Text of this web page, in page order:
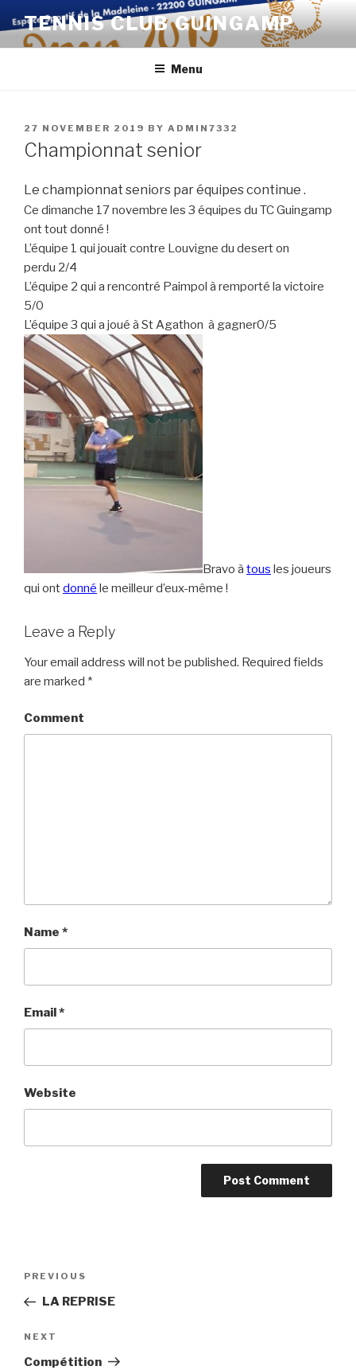
to
content
TENNIS CLUB GUINGAMP
Menu
POSTED
ON
27 NOVEMBER 2019 BY ADMIN7332
Championnat senior
Le championnat seniors par équipes continue .
Ce dimanche 17 novembre les 3 équipes du TC Guingamp
ont tout donné !
L’équipe 1 qui jouait contre Louvigne du desert on
perdu 2/4
L’équipe 2 qui a rencontré Paimpol à remporté la victoire
5/0
L’équipe 3 qui a joué à St Agathon à gagner0/5
Bravo à tous les joueurs
qui ontdonné le meilleur d’eux-même !
Leave a Reply
Your email address will not be published. Required fields
are marked *
Comment
Name *
Email*
Website
Post
Previous
Post
PREVIOUS
LA REPRISE
Next
Post
NEXT
Compétition